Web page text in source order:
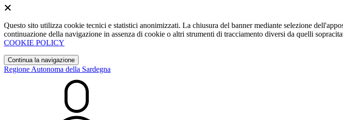
Questo sito utilizza cookie tecnici e statistici anonimizzati. La chiusura del banner mediante selezione
continuazione della navigazione in assenza di cookie o altri strumenti di tracciamento diversi da quelli
COOKIE POLICY
Continua la navigazione
Regione Autonoma della Sardegna